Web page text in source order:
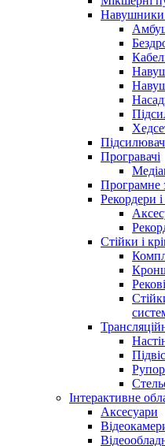
Навушники
Програвачі
Програмне
Рекордери
Стійки і
Інтерактивне
Аксесуари